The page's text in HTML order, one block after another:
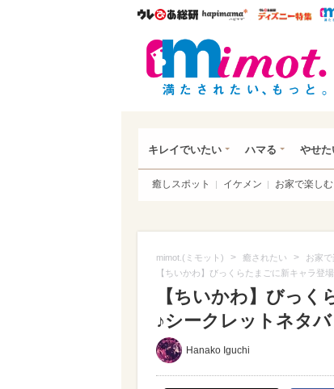
ウレぴあ総研ハピママ* ウ
キレイでいたい ハマる やせた
癒しスポット イケメン お家で楽しむ
mimot.(ミモット) > 癒されたい > お家
【ちいかわ】びっくらたまごに新キャラ登
【ちいかわ】びっ
♪シークレットネタバ
Hanako Iguchi